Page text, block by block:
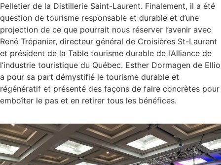
Pelletier de la Distillerie Saint-Laurent. Finalement, il a été
question de tourisme responsable et durable et d’une
projection de ce que pourrait nous réserver l’avenir avec
René Trépanier, directeur général de Croisières St-Laurent
et président de la Table tourisme durable de l’Alliance de
l’industrie touristique du Québec. Esther Dormagen de Ellio
a pour sa part démystifié le tourisme durable et
régénératif et présenté des façons de faire concrètes pour
emboîter le pas et en retirer tous les bénéfices.